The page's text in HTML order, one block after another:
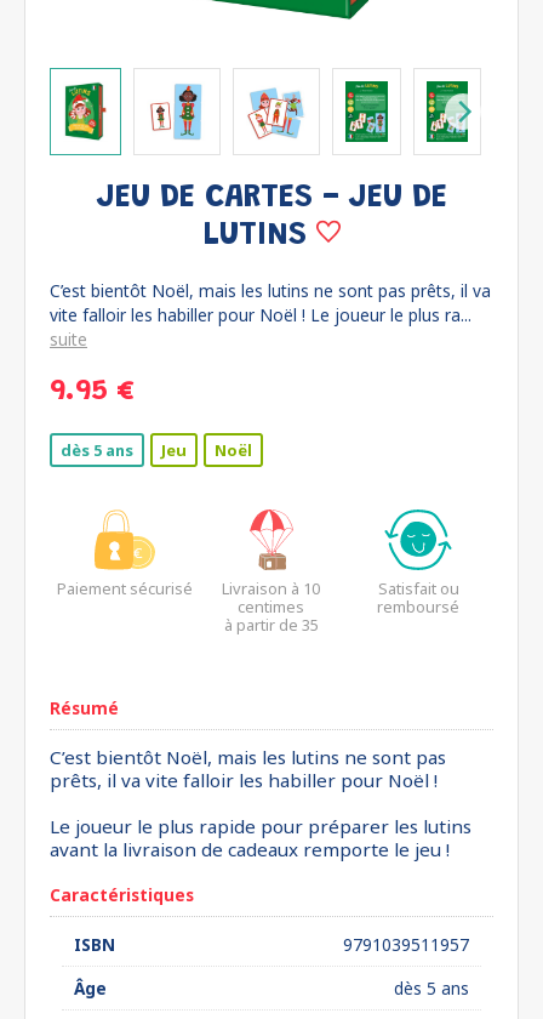
JEU DE CARTES - JEU DE
LUTINS
C’est bientôt Noël, mais les lutins ne sont pas prêts, il va
vite falloir les habiller pour Noël ! Le joueur le plus ra...
suite
9.95 €
dès 5 ans Jeu Noël
Paiement sécurisé
Livraison à 10
centimes
à partir de 35
Satisfait ou
remboursé
Résumé
C’est bientôt Noël, mais les lutins ne sont pas
prêts, il va vite falloir les habiller pour Noël !
Le joueur le plus rapide pour préparer les lutins
avant la livraison de cadeaux remporte le jeu !
Caractéristiques
ISBN
9791039511957
Âge
dès 5 ans